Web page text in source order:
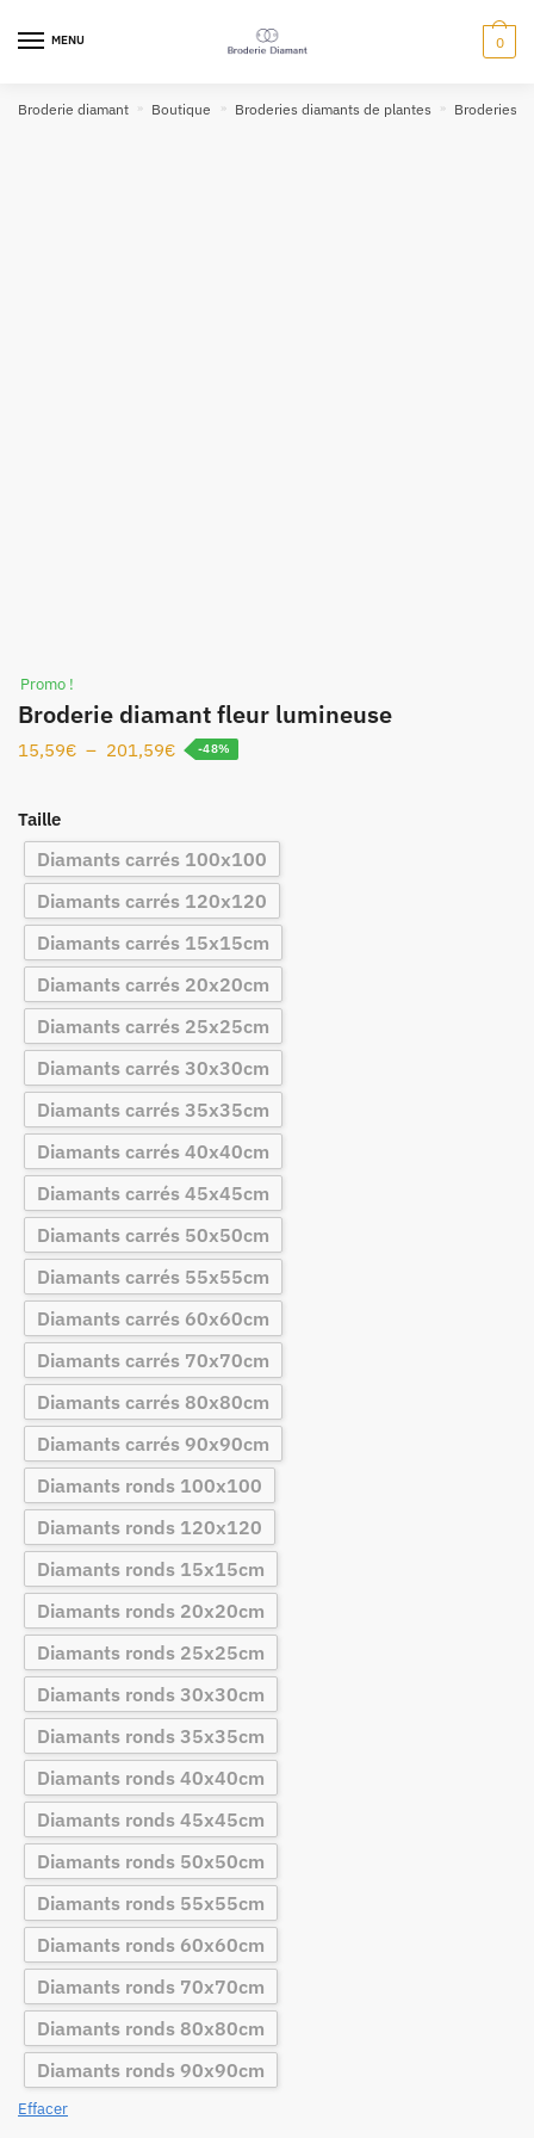
MENU 0
Broderie diamant » Boutique Broderies diamants de plantes » Broderies
Promo !
Broderie diamant fleur lumineuse
15,59€ – 201,59€ -48%
Taille
Diamants carrés 100x100
Diamants carrés 120x120
Diamants carrés 15x15cm
Diamants carrés 20x20cm
Diamants carrés 25x25cm
Diamants carrés 30x30cm
Diamants carrés 35x35cm
Diamants carrés 40x40cm
Diamants carrés 45x45cm
Diamants carrés 50x50cm
Diamants carrés 55x55cm
Diamants carrés 60x60cm
Diamants carrés 70x70cm
Diamants carrés 80x80cm
Diamants carrés 90x90cm
Diamants ronds 100x100
Diamants ronds 120x120
Diamants ronds 15x15cm
Diamants ronds 20x20cm
Diamants ronds 25x25cm
Diamants ronds 30x30cm
Diamants ronds 35x35cm
Diamants ronds 40x40cm
Diamants ronds 45x45cm
Diamants ronds 50x50cm
Diamants ronds 55x55cm
Diamants ronds 60x60cm
Diamants ronds 70x70cm
Diamants ronds 80x80cm
Diamants ronds 90x90cm
Effacer